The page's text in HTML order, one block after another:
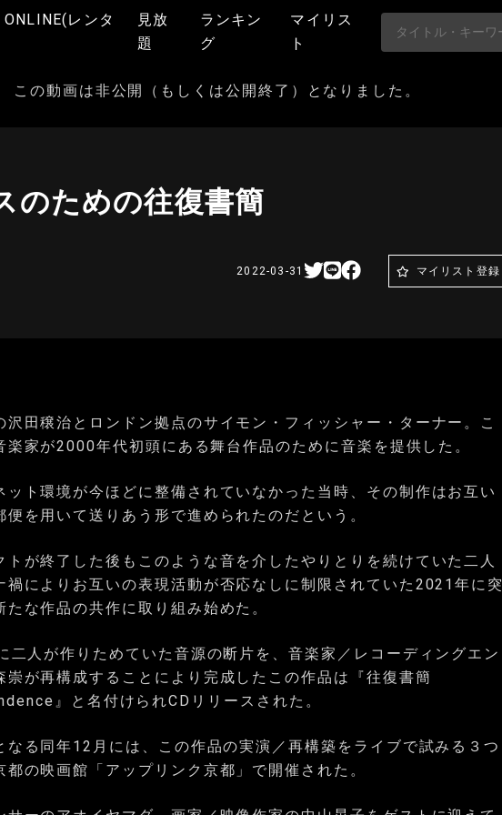
レンタ
見放
題
ランキン
グ
マイリス
ト
この動画は非公開（もしくは公開終了）となりました。
のための往復書簡
2022-03-31 マイリスト登録
沢田穣治とロンドン拠点のサイモン・フィッシャー・ターナー。こ
楽家が2000年代初頭にある舞台作品のために音楽を提供した。
ット環境が今ほどに整備されていなかった当時、その制作はお互い
便を用いて送りあう形で進められたのだという。
トが終了した後もこのような音を介したやりとりを続けていた二人
禍によりお互いの表現活動が否応なしに制限されていた2021年に突
たな作品の共作に取り組み始めた。
二人が作りためていた音源の断片を、音楽家／レコーディングエン
崇が再構成することにより完成したこの作品は『往復書簡
』と名付けられCDリリースされた。
なる同年12月には、この作品の実演／再構築をライブで試みる３つ
都の映画館「アップリンク京都」で開催された。